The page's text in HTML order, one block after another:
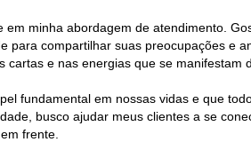
minha abordagem de atendimento.
para compartilhar suas preocupações e
e nas energias que se manifestam
fundamental em nossas vidas e que
busco ajudar meus clientes a se
frente.